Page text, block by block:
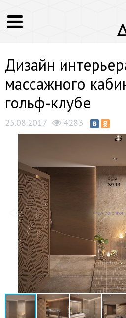
Дизайн
массажного
гольф-клубе
25.08.2017 4283